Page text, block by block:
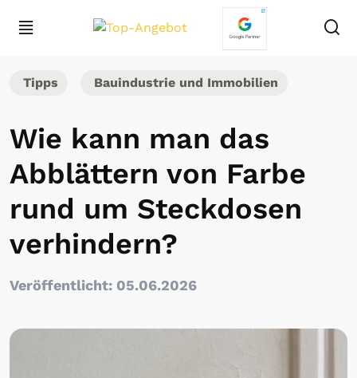
Tipps Bauindustrie und Immobilien
Wie kann man das
Abblättern von Farbe
rund um Steckdosen
verhindern?
Veröffentlicht: 05.06.2026